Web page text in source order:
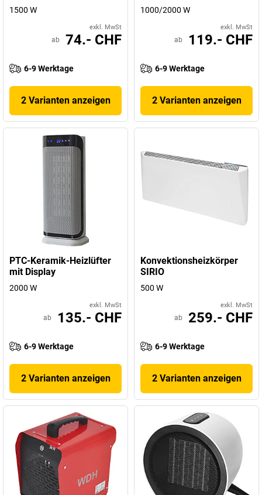
1500 W
exkl. MwSt
ab 74.- CHF
6-9 Werktage
2 Varianten anzeigen
1000/2000 W
exkl. MwSt
ab 119.- CHF
6-9 Werktage
2 Varianten anzeigen
PTC-Keramik-Heizlüfter
mit Display
2000 W
exkl. MwSt
ab 135.- CHF
6-9 Werktage
2 Varianten anzeigen
Konvektionsheizkörper
SIRIO
500 W
exkl. MwSt
ab 259.- CHF
6-9 Werktage
2 Varianten anzeigen